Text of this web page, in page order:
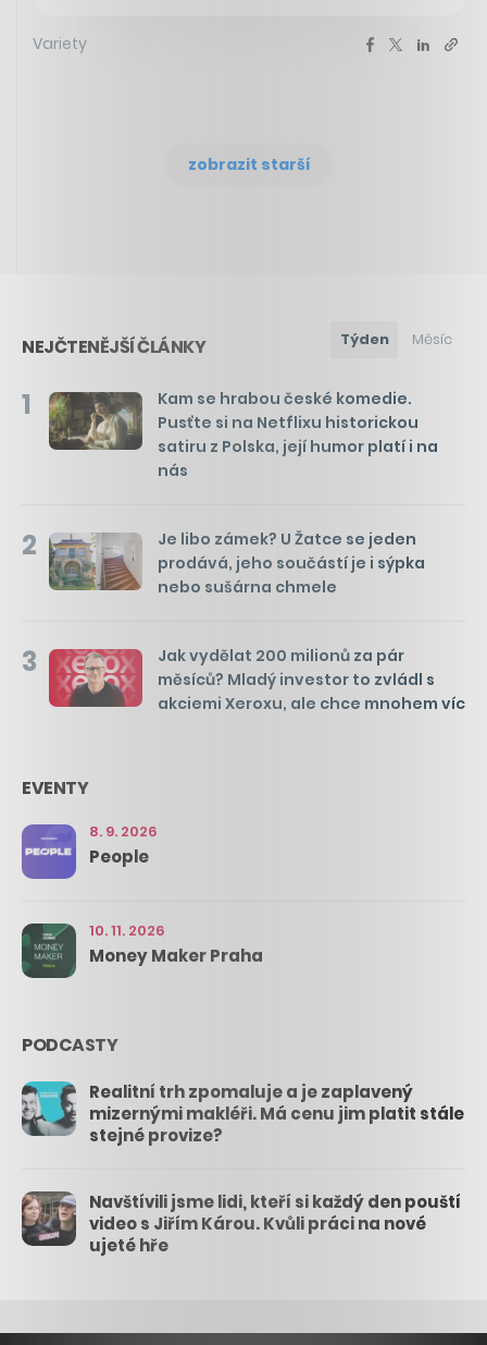
Variety
zobrazit starší
NEJČTENĚJŠÍ ČLÁNKY Týden Měsíc
1
Kam se hrabou české komedie.
Pusťte si na Netflixu historickou
satiru z Polska, její humor platí i na
nás
2
Je libo zámek? U Žatce se jeden
prodává, jeho součástí je i sýpka
nebo sušárna chmele
3
Jak vydělat 200 milionů za pár
měsíců? Mladý investor to zvládl s
akciemi Xeroxu, ale chce mnohem víc
EVENTY
8. 9. 2026
People
10. 11. 2026
Money Maker Praha
PODCASTY
Realitní trh zpomaluje a je zaplavený
mizernými makléři. Má cenu jim platit stále
stejné provize?
Navštívili jsme lidi, kteří si každý den pouští
video s Jiřím Károu. Kvůli práci na nové
ujeté hře